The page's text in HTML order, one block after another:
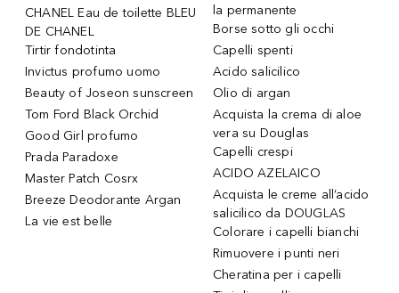
CHANEL Eau de toilette BLEU
DE CHANEL
Tirtir fondotinta
Invictus profumo uomo
Beauty of Joseon sunscreen
Tom Ford Black Orchid
Good Girl profumo
Prada Paradoxe
Master Patch Cosrx
Breeze Deodorante Argan
La vie est belle
la permanente
Borse sotto gli occhi
Capelli spenti
Acido salicilico
Olio di argan
Acquista la crema di aloe
vera su Douglas
Capelli crespi
ACIDO AZELAICO
Acquista le creme all’acido
salicilico da DOUGLAS
Colorare i capelli bianchi
Rimuovere i punti neri
Cheratina per i capelli